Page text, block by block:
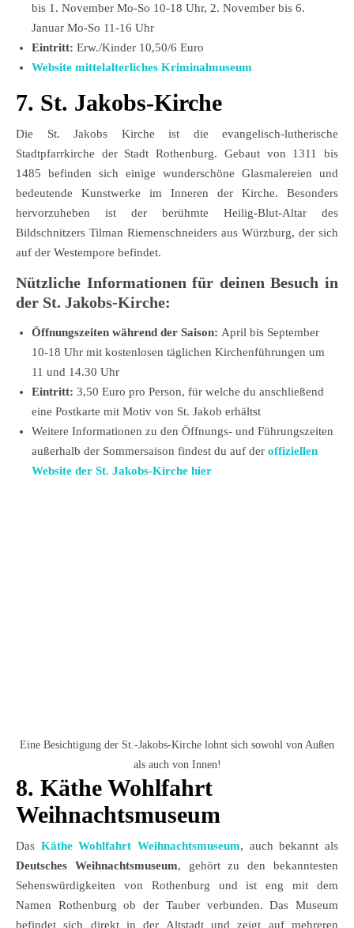
bis 1. November Mo-So 10-18 Uhr, 2. November bis 6.
Januar Mo-So 11-16 Uhr
Eintritt: Erw./Kinder 10,50/6 Euro
Website mittelalterliches Kriminalmuseum
7. St. Jakobs-Kirche
Die St. Jakobs Kirche ist die evangelisch-lutherische
Stadtpfarrkirche der Stadt Rothenburg. Gebaut von 1311 bis
1485 befinden sich einige wunderschöne Glasmalereien und
bedeutende Kunstwerke im Inneren der Kirche. Besonders
hervorzuheben ist der berühmte Heilig-Blut-Altar des
Bildschnitzers Tilman Riemenschneiders aus Würzburg, der sich
auf der Westempore befindet.
Nützliche Informationen für deinen Besuch in
der St. Jakobs-Kirche:
Öffnungszeiten während der Saison: April bis September
10-18 Uhr mit kostenlosen täglichen Kirchenführungen um
11 und 14.30 Uhr
Eintritt: 3,50 Euro pro Person, für welche du anschließend
eine Postkarte mit Motiv von St. Jakob erhältst
Weitere Informationen zu den Öffnungs- und Führungszeiten
außerhalb der Sommersaison findest du auf der offiziellen
Website der St. Jakobs-Kirche hier
Eine Besichtigung der St.-Jakobs-Kirche lohnt sich sowohl von Außen
als auch von Innen!
8. Käthe Wohlfahrt
Weihnachtsmuseum
Das Käthe Wohlfahrt Weihnachtsmuseum, auch bekannt als
Deutsches Weihnachtsmuseum, gehört zu den bekanntesten
Sehenswürdigkeiten von Rothenburg und ist eng mit dem
Namen Rothenburg ob der Tauber verbunden. Das Museum
befindet sich direkt in der Altstadt und zeigt auf mehreren